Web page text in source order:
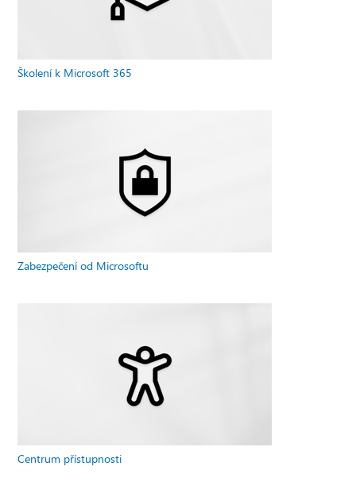
Školení k Microsoft 365
Zabezpečení od Microsoftu
Centrum přístupnosti